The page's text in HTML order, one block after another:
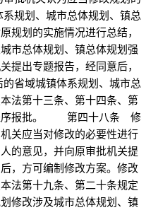
划、城市总体规划、镇总
规划的实施情况进行总结，
市总体规划、镇总体规划强
提出专题报告，经同意后，
域城镇体系规划、城市总
法第十三条、第十四条、第
序报批。 第四十八条 修
关应当对修改的必要性进行
的意见，并向原审批机关提
，方可编制修改方案。修改
法第十九条、第二十条规定
修改涉及城市总体规划、镇